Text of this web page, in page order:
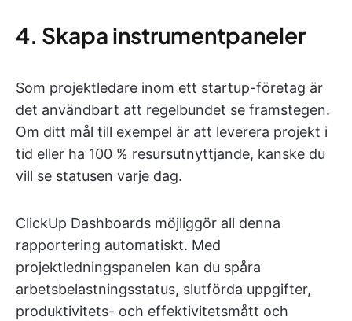
4. Skapa instrumentpaneler
Som projektledare inom ett startup-företag är
det användbart att regelbundet se framstegen.
Om ditt mål till exempel är att leverera projekt i
tid eller ha 100 % resursutnyttjande, kanske du
vill se statusen varje dag.
ClickUp Dashboards möjliggör all denna
rapportering automatiskt. Med
projektledningspanelen kan du spåra
arbetsbelastningsstatus, slutförda uppgifter,
produktivitets- och effektivitetsmått och